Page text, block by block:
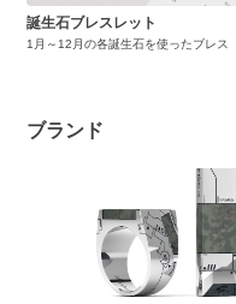
誕生石ブレスレット
1月～12月の各誕生石を使ったブレス
ブランド